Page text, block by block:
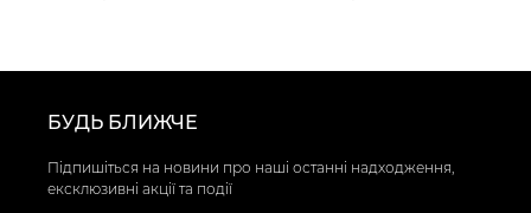
БУДЬ БЛИЖЧЕ
Підпишіться на новини про наші останні надходження,
ексклюзивні акції та події